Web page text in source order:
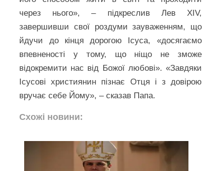
через нього», – підкреслив Лев XIV,
завершивши свої роздуми зауваженням, що
йдучи до кінця дорогою Ісуса, «досягаємо
впевненості у тому, що ніщо не зможе
відокремити нас від Божої любові». «Завдяки
Ісусові християнин пізнає Отця і з довірою
вручає себе Йому», – сказав Папа.
Схожі новини: